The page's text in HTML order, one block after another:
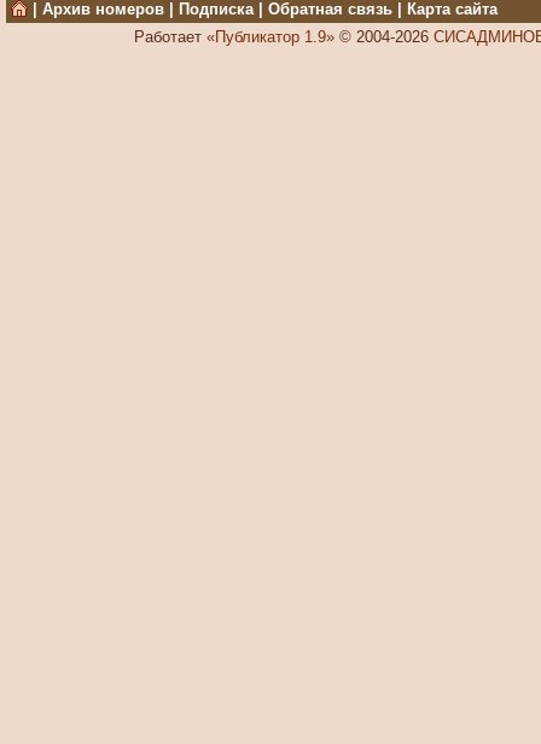
Архив номеров Подписка| Обратная связь
Карта сайта
Работает «Публикатор 1.9»© 2004-2026